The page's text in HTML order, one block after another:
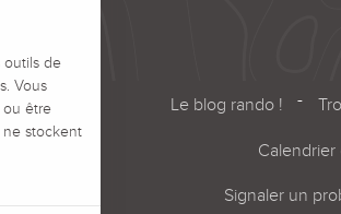
Le blog rando !
Calendrier
Signaler un
outils de
Vous
être
stockent